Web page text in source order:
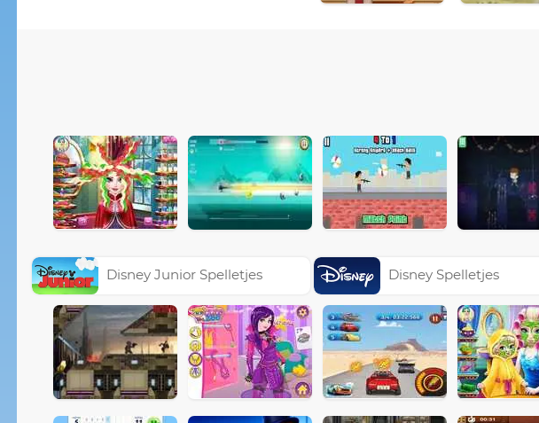
Disney Junior Spelletjes Disney Spelletjes